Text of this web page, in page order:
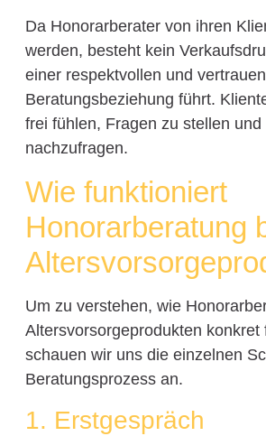
Da Honorarberater von ihren
werden, besteht kein
einer respektvollen und
Beratungsbeziehung führt.
frei fühlen, Fragen zu stellen
nachzufragen.
Wie funktioniert
Honorarberatung
Um zu verstehen, wie
Altersvorsorgeprodukten konkret
schauen wir uns die einzelnen
Beratungsprozess an.
1. Erstgespräch